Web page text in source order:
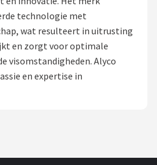
technologie met
wat resulteert in uitrusting
en zorgt voor optimale
visomstandigheden. Alyco
en expertise in